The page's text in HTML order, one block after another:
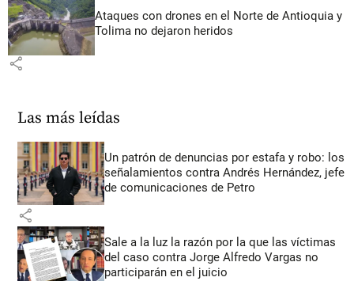
Ataques con drones en el Norte de Antioquia y
Tolima no dejaron heridos
share
Las más leídas
Un patrón de denuncias por estafa y robo: los
señalamientos contra Andrés Hernández, jefe
de comunicaciones de Petro
share
Sale a la luz la razón por la que las víctimas
del caso contra Jorge Alfredo Vargas no
participarán en el juicio